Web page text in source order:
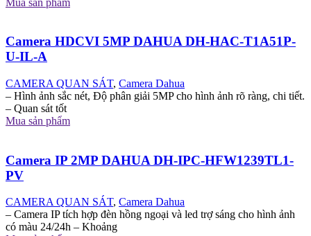
Camera HDCVI 5MP DAHUA DH-HAC-T1A51P-
U-IL-A
CAMERA QUAN SÁT, Camera Dahua
– Hình ảnh sắc nét, Độ phân giải 5MP cho hình ảnh rõ ràng, chi tiết.
– Quan sát tốt
Mua sản phẩm
Camera IP 2MP DAHUA DH-IPC-HFW1239TL1-
PV
CAMERA QUAN SÁT, Camera Dahua
– Camera IP tích hợp đèn hồng ngoại và led trợ sáng cho hình ảnh
có màu 24/24h – Khoảng